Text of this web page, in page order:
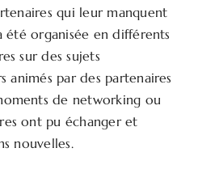
qui leur manquent
été organisée en différents
sur des sujets
animés par des partenaires
de networking ou
ont pu échanger et
nouvelles.